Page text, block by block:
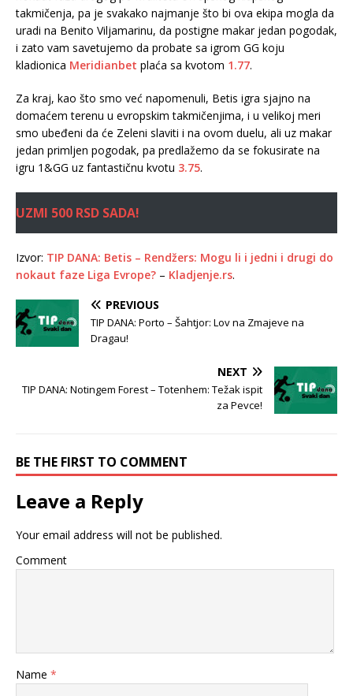
takmičenja, pa je svakako najmanje što bi ova ekipa mogla da
uradi na Benito Viljamarinu, da postigne makar jedan pogodak,
i zato vam savetujemo da probate sa igrom GG koju
kladionica Meridianbet plaća sa kvotom 1.77.
Za kraj, kao što smo već napomenuli, Betis igra sjajno na
domaćem terenu u evropskim takmičenjima, i u velikoj meri
smo ubeđeni da će Zeleni slaviti i na ovom duelu, ali uz makar
jedan primljen pogodak, pa predlažemo da se fokusirate na
igru 1&GG uz fantastičnu kvotu 3.75.
UZMI 500 RSD SADA!
Izvor: TIP DANA: Betis – Rendžers: Mogu li i jedni i drugi do
nokaut faze Liga Evrope? – Kladjenje.rs.
PREVIOUS
TIP DANA: Porto – Šahtjor: Lov na Zmajeve na
Dragau!
NEXT
TIP DANA: Notingem Forest – Totenhem: Težak ispit
za Pevce!
BE THE FIRST TO COMMENT
Leave a Reply
Your email address will not be published.
Comment
Name *